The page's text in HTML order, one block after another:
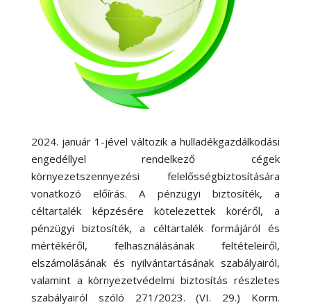
2024. január 1-jével változik a hulladékgazdálkodási
engedéllyel rendelkező cégek
környezetszennyezési felelősségbiztosítására
vonatkozó előírás. A pénzügyi biztosíték, a
céltartalék képzésére kötelezettek köréről, a
pénzügyi biztosíték, a céltartalék formájáról és
mértékéről, felhasználásának feltételeiről,
elszámolásának és nyilvántartásának szabályairól,
valamint a környezetvédelmi biztosítás részletes
szabályairól szóló 271/2023. (VI. 29.) Korm.